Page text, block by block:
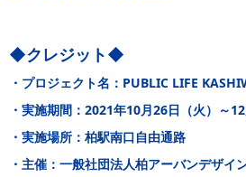
◆クレジット◆
・プロジェクト名：PUBLIC LIFE
・実施期間：2021年10月26日（火）～
・実施場所：柏駅南口自由通路
・主催：一般社団法人柏アーバンデザイ